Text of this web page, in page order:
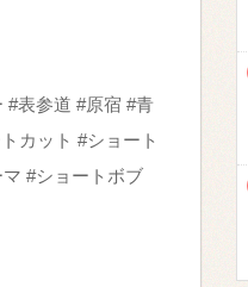
#表参道 #原宿 #青
カット #ショート
#ショートボブ